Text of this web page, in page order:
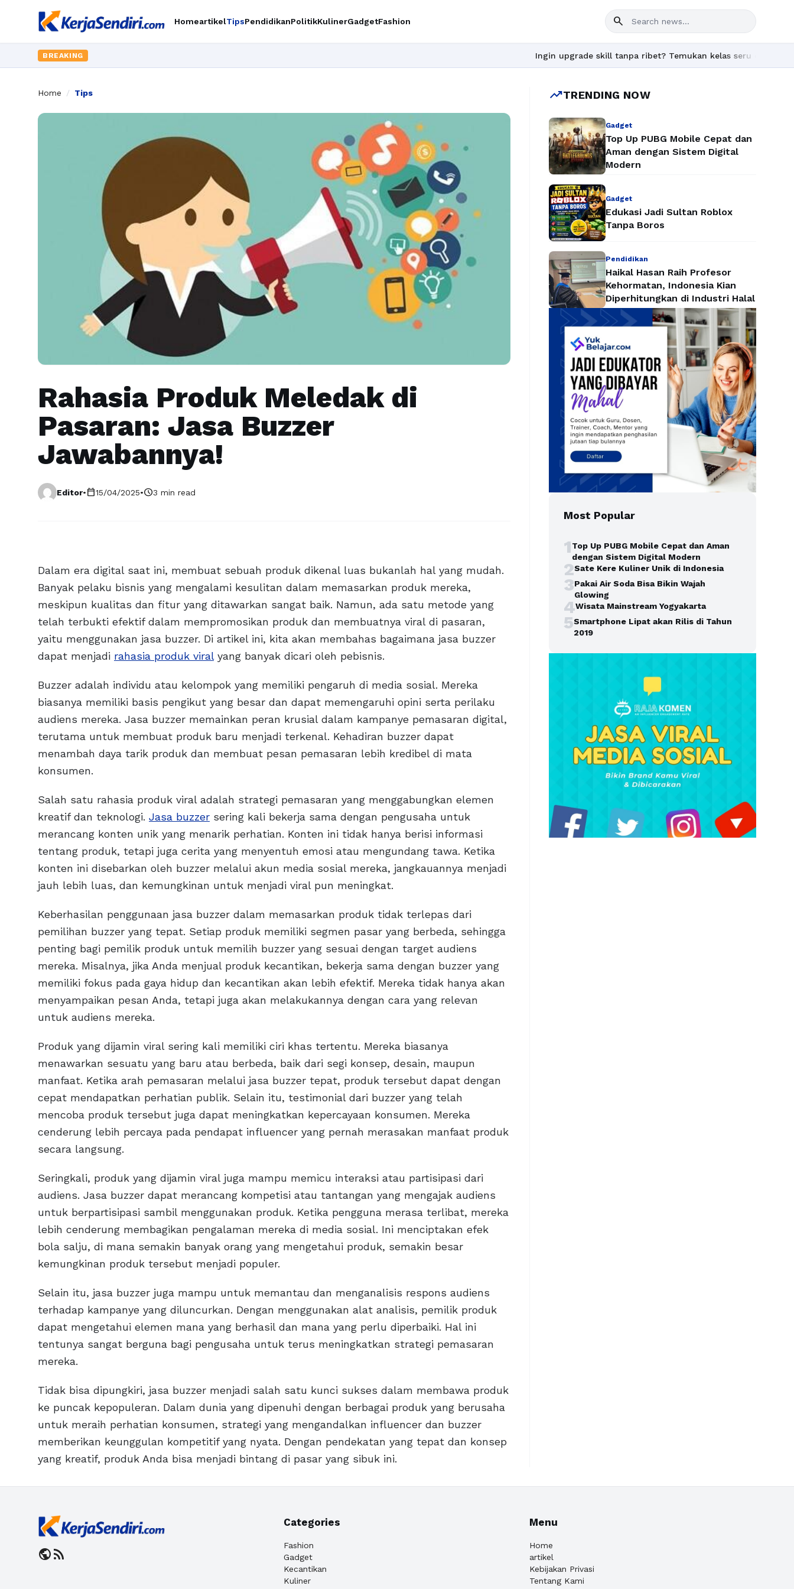
HomeartikelTipsPendidikanPolitikKulinerGadgetFashion search
BREAKING Ingin upgrade skill tanpa ribet? Temukan kelas seru dan materi
Home / Tips
Rahasia Produk Meledak di
Pasaran: Jasa Buzzer
Jawabannya!
Editor•calendar_today15/04/2025•schedule3 min read
Dalam era digital saat ini, membuat sebuah produk dikenal luas bukanlah hal yang mudah.
Banyak pelaku bisnis yang mengalami kesulitan dalam memasarkan produk mereka,
meskipun kualitas dan fitur yang ditawarkan sangat baik. Namun, ada satu metode yang
telah terbukti efektif dalam mempromosikan produk dan membuatnya viral di pasaran,
yaitu menggunakan jasa buzzer. Di artikel ini, kita akan membahas bagaimana jasa buzzer
dapat menjadi rahasia produk viralyang banyak dicari oleh pebisnis.
Buzzer adalah individu atau kelompok yang memiliki pengaruh di media sosial. Mereka
biasanya memiliki basis pengikut yang besar dan dapat memengaruhi opini serta perilaku
audiens mereka. Jasa buzzer memainkan peran krusial dalam kampanye pemasaran digital,
terutama untuk membuat produk baru menjadi terkenal. Kehadiran buzzer dapat
menambah daya tarik produk dan membuat pesan pemasaran lebih kredibel di mata
konsumen.
Salah satu rahasia produk viral adalah strategi pemasaran yang menggabungkan elemen
kreatif dan teknologi. Jasa buzzer sering kali bekerja sama dengan pengusaha untuk
merancang konten unik yang menarik perhatian. Konten ini tidak hanya berisi informasi
tentang produk, tetapi juga cerita yang menyentuh emosi atau mengundang tawa. Ketika
konten ini disebarkan oleh buzzer melalui akun media sosial mereka, jangkauannya menjadi
jauh lebih luas, dan kemungkinan untuk menjadi viral pun meningkat.
Keberhasilan penggunaan jasa buzzer dalam memasarkan produk tidak terlepas dari
pemilihan buzzer yang tepat. Setiap produk memiliki segmen pasar yang berbeda, sehingga
penting bagi pemilik produk untuk memilih buzzer yang sesuai dengan target audiens
mereka. Misalnya, jika Anda menjual produk kecantikan, bekerja sama dengan buzzer yang
memiliki fokus pada gaya hidup dan kecantikan akan lebih efektif. Mereka tidak hanya akan
menyampaikan pesan Anda, tetapi juga akan melakukannya dengan cara yang relevan
untuk audiens mereka.
Produk yang dijamin viral sering kali memiliki ciri khas tertentu. Mereka biasanya
menawarkan sesuatu yang baru atau berbeda, baik dari segi konsep, desain, maupun
manfaat. Ketika arah pemasaran melalui jasa buzzer tepat, produk tersebut dapat dengan
cepat mendapatkan perhatian publik. Selain itu, testimonial dari buzzer yang telah
mencoba produk tersebut juga dapat meningkatkan kepercayaan konsumen. Mereka
cenderung lebih percaya pada pendapat influencer yang pernah merasakan manfaat produk
secara langsung.
Seringkali, produk yang dijamin viral juga mampu memicu interaksi atau partisipasi dari
audiens. Jasa buzzer dapat merancang kompetisi atau tantangan yang mengajak audiens
untuk berpartisipasi sambil menggunakan produk. Ketika pengguna merasa terlibat, mereka
lebih cenderung membagikan pengalaman mereka di media sosial. Ini menciptakan efek
bola salju, di mana semakin banyak orang yang mengetahui produk, semakin besar
kemungkinan produk tersebut menjadi populer.
Selain itu, jasa buzzer juga mampu untuk memantau dan menganalisis respons audiens
terhadap kampanye yang diluncurkan. Dengan menggunakan alat analisis, pemilik produk
dapat mengetahui elemen mana yang berhasil dan mana yang perlu diperbaiki. Hal ini
tentunya sangat berguna bagi pengusaha untuk terus meningkatkan strategi pemasaran
mereka.
Tidak bisa dipungkiri, jasa buzzer menjadi salah satu kunci sukses dalam membawa produk
ke puncak kepopuleran. Dalam dunia yang dipenuhi dengan berbagai produk yang berusaha
untuk meraih perhatian konsumen, strategi yang mengandalkan influencer dan buzzer
memberikan keunggulan kompetitif yang nyata. Dengan pendekatan yang tepat dan konsep
yang kreatif, produk Anda bisa menjadi bintang di pasar yang sibuk ini.
trending_upTRENDING NOW
Gadget
Top Up PUBG Mobile Cepat dan
Aman dengan Sistem Digital
Modern
Gadget
Edukasi Jadi Sultan Roblox
Tanpa Boros
Pendidikan
Haikal Hasan Raih Profesor
Kehormatan, Indonesia Kian
Diperhitungkan di Industri Halal
Most Popular
1Top Up PUBG Mobile Cepat dan Aman
dengan Sistem Digital Modern
2Sate Kere Kuliner Unik di Indonesia
3Pakai Air Soda Bisa Bikin Wajah
Glowing
4Wisata Mainstream Yogyakarta
5Smartphone Lipat akan Rilis di Tahun
2019
publicrss_feed
Categories
Fashion
Gadget
Kecantikan
Kuliner
Menu
Home
artikel
Kebijakan Privasi
Tentang Kami